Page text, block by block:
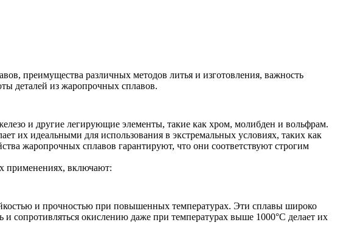
преимущества различных методов литья и изготовления, важность
деталей из жаропрочных сплавов.
и другие легирующие элементы, такие как хром, молибден и вольфрам.
их идеальными для использования в экстремальных условиях, таких как
жаропрочных сплавов гарантируют, что они соответствуют строгим
применениях, включают:
и прочностью при повышенных температурах. Эти сплавы широко
сопротивляться окислению даже при температурах выше 1000°C делает их